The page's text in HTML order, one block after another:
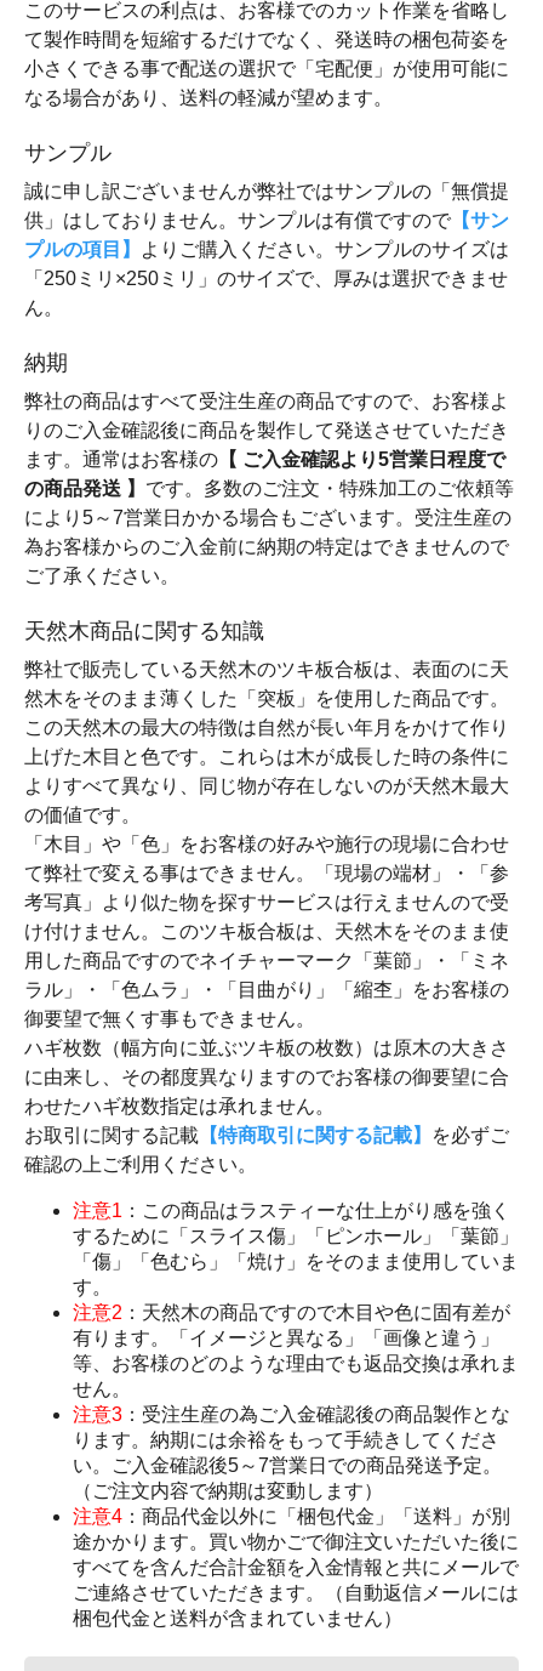
このサービスの利点は、お客様でのカット作業を省略し
て製作時間を短縮するだけでなく、発送時の梱包荷姿を
小さくできる事で配送の選択で「宅配便」が使用可能に
なる場合があり、送料の軽減が望めます。
サンプル
誠に申し訳ございませんが弊社ではサンプルの「無償提
供」はしておりません。サンプルは有償ですので 【サン
プルの項目】
よりご購入ください。サンプルのサイズは
「250ミリ×250ミリ」のサイズで、厚みは選択できませ
ん。
納期
弊社の商品はすべて受注生産の商品ですので、お客様よ
りのご入金確認後に商品を製作して発送させていただき
ます。通常はお客様の 【 ご入金確認より5営業日程度で
の商品発送 】 です。多数のご注文・特殊加工のご依頼等
により5～7営業日かかる場合もございます。受注生産の
為お客様からのご入金前に納期の特定はできませんので
ご了承ください。
天然木商品に関する知識
弊社で販売している天然木のツキ板合板は、表面のに天
然木をそのまま薄くした「突板」を使用した商品です。
この天然木の最大の特徴は自然が長い年月をかけて作り
上げた木目と色です。これらは木が成長した時の条件に
よりすべて異なり、同じ物が存在しないのが天然木最大
の価値です。
「木目」や「色」をお客様の好みや施行の現場に合わせ
て弊社で変える事はできません。「現場の端材」・「参
考写真」より似た物を探すサービスは行えませんので受
け付けません。このツキ板合板は、天然木をそのまま使
用した商品ですのでネイチャーマーク「葉節」・「ミネ
ラル」・「色ムラ」・「目曲がり」「縮杢」をお客様の
御要望で無くす事もできません。
ハギ枚数（幅方向に並ぶツキ板の枚数）は原木の大きさ
に由来し、その都度異なりますのでお客様の御要望に合
わせたハギ枚数指定は承れません。
お取引に関する記載 【特商取引に関する記載】
を必ずご
確認の上ご利用ください。
注意1 ：この商品はラスティーな仕上がり感を強く
するために「スライス傷」「ピンホール」「葉節」
「傷」「色むら」「焼け」をそのまま使用していま
す。
注意2 ：天然木の商品ですので木目や色に固有差が
有ります。「イメージと異なる」「画像と違う」
等、お客様のどのような理由でも返品交換は承れま
せん。
注意3 ：受注生産の為ご入金確認後の商品製作とな
ります。納期には余裕をもって手続きしてくださ
い。ご入金確認後5～7営業日での商品発送予定。
（ご注文内容で納期は変動します）
注意4 ：商品代金以外に「梱包代金」「送料」が別
途かかります。買い物かごで御注文いただいた後に
すべてを含んだ合計金額を入金情報と共にメールで
ご連絡させていただきます。（自動返信メールには
梱包代金と送料が含まれていません）